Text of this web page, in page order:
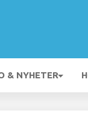
& NYHETER